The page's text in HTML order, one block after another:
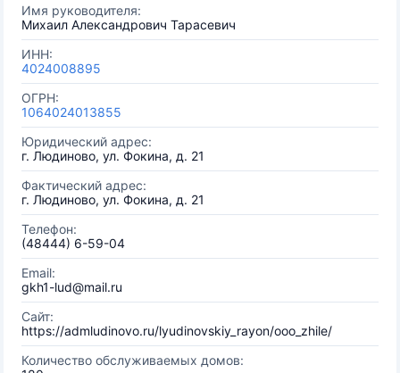
Имя руководителя:
Михаил Александрович Тарасевич
ИНН:
4024008895
ОГРН:
1064024013855
Юридический адрес:
г. Людиново, ул. Фокина, д. 21
Фактический адрес:
г. Людиново, ул. Фокина, д. 21
Телефон:
(48444) 6-59-04
Email:
gkh1-lud@mail.ru
Сайт:
https://admludinovo.ru/lyudinovskiy_rayon/ooo_zhile/
Количество обслуживаемых домов: